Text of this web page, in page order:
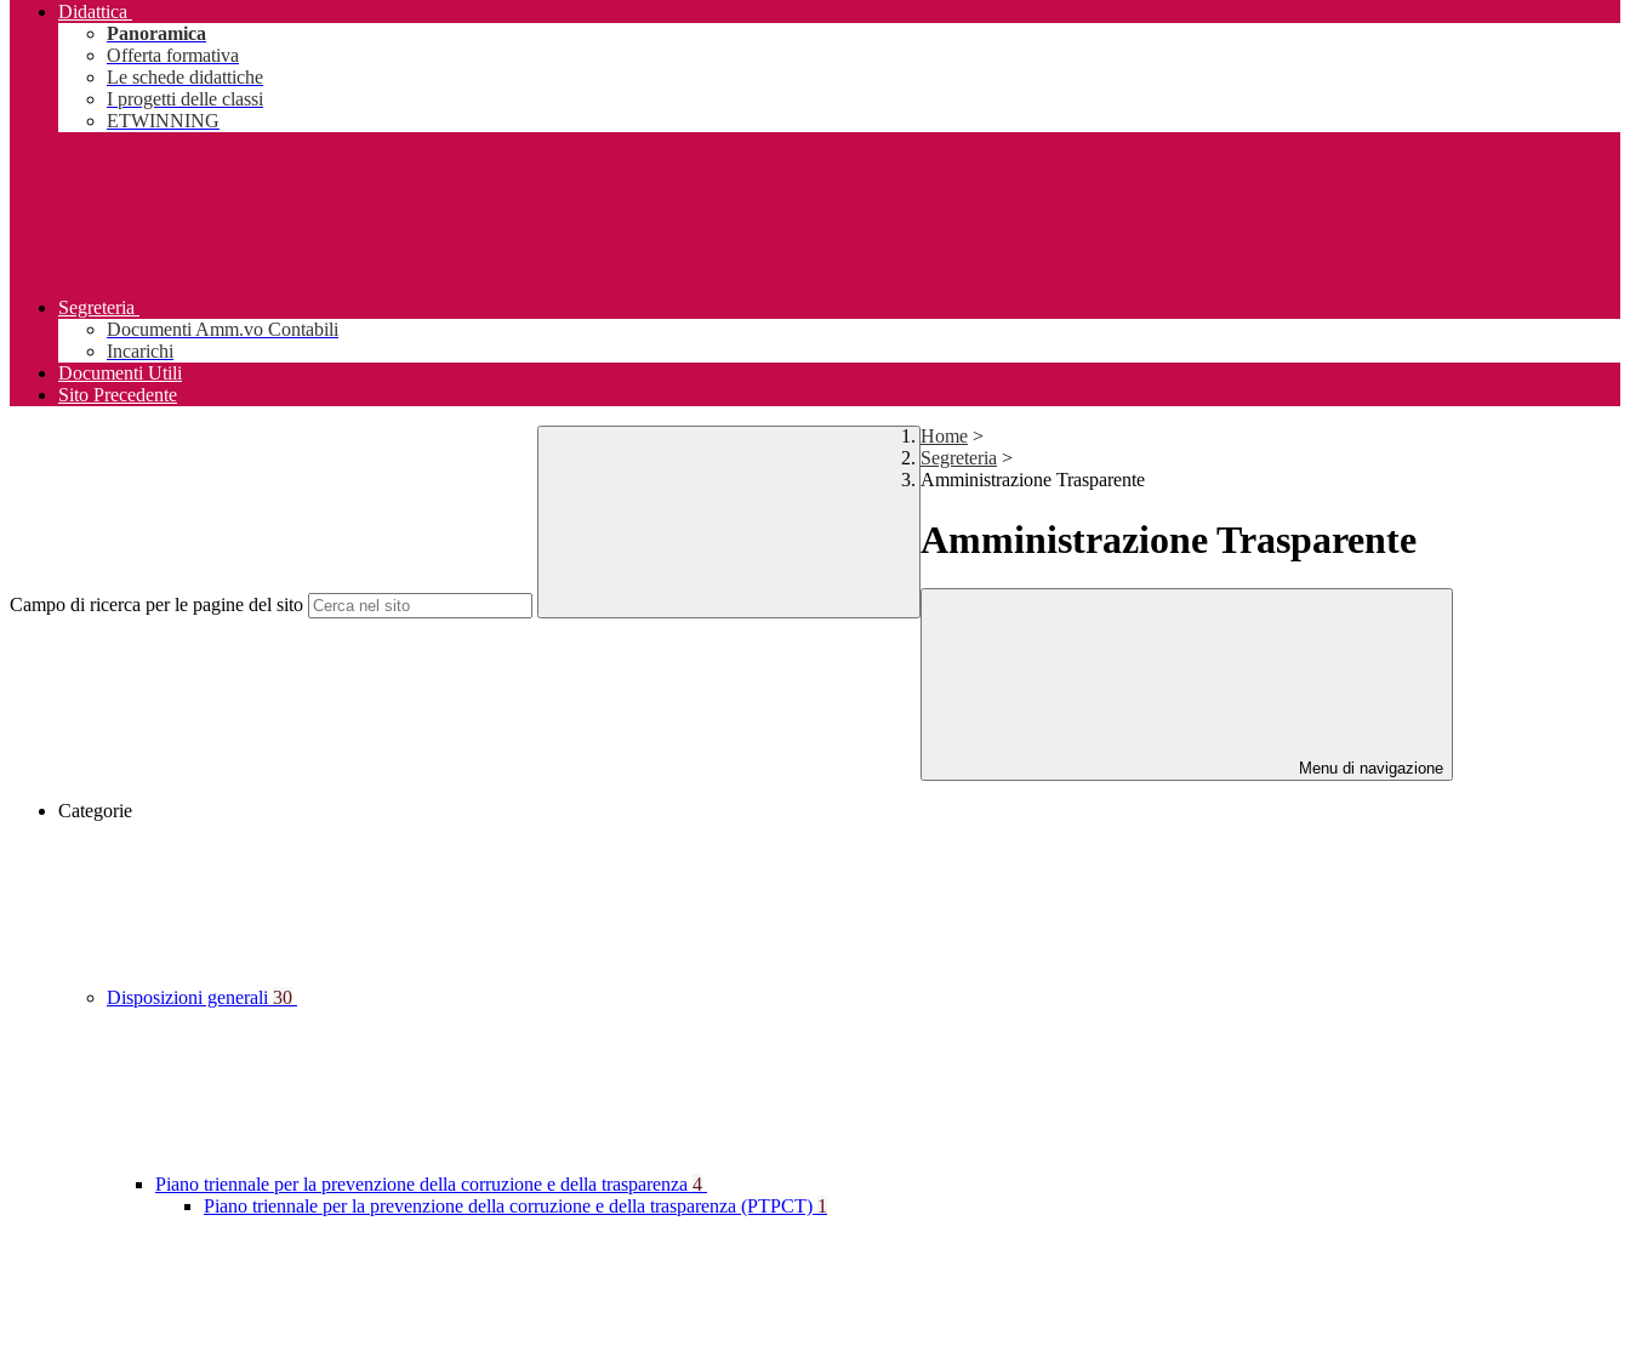
Didattica
Panoramica
Offerta formativa
Le schede didattiche
I progetti delle classi
ETWINNING
Segreteria
Documenti Amm.vo Contabili
Incarichi
Documenti Utili
Sito Precedente
Campo di ricerca per le pagine del sito
Home >
Segreteria >
Amministrazione Trasparente
Amministrazione Trasparente
Menu di navigazione
Categorie
Disposizioni generali 30
Piano triennale per la prevenzione della corruzione e della trasparenza 4
Piano triennale per la prevenzione della corruzione e della trasparenza (PTPCT) 1